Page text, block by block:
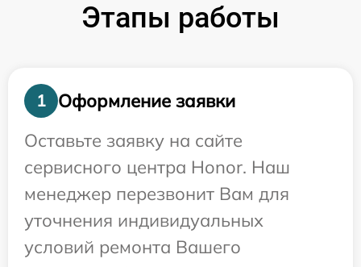
Этапы работы
1
Оформление заявки
Оставьте заявку на сайте
сервисного центра Honor. Наш
менеджер перезвонит Вам для
уточнения индивидуальных
условий ремонта Вашего